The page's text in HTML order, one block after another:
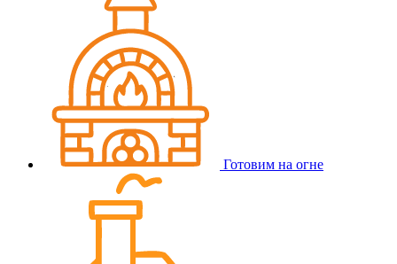
Готовим на огне